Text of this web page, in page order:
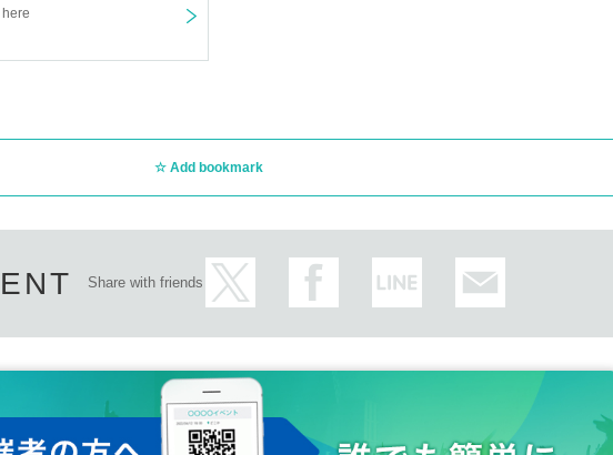
）が現れ、「牛鬼の封印石」が盗まれた事が判明する。
しい結末に、観たものの胸が熱くなる！
岩成二／森實りこ／イ・リン／
威人／奥富珠理／桜のどか／
Add bookmark
Share with friends